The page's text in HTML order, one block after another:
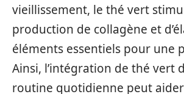
vieillissement, le thé vert
production de collagène et
éléments essentiels pour une
Ainsi, l’intégration de thé vert
routine quotidienne peut